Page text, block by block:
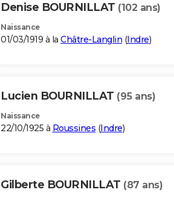
Denise BOURNILLAT (102 ans)
Naissance
01/03/1919 à la Châtre-Langlin (Indre)
Lucien BOURNILLAT (95 ans)
Naissance
22/10/1925 à Roussines (Indre)
Gilberte BOURNILLAT (87 ans)